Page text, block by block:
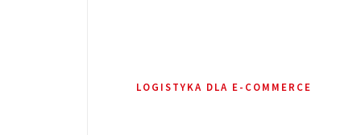
LOGISTYKA DLA E-COMMERCE